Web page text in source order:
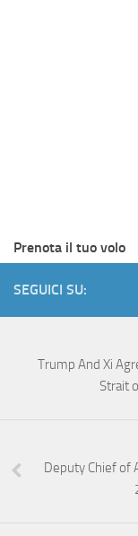
Prenota il tuo volo
SEGUICI SU:
Trump And Xi
Strait
Deputy Chief of